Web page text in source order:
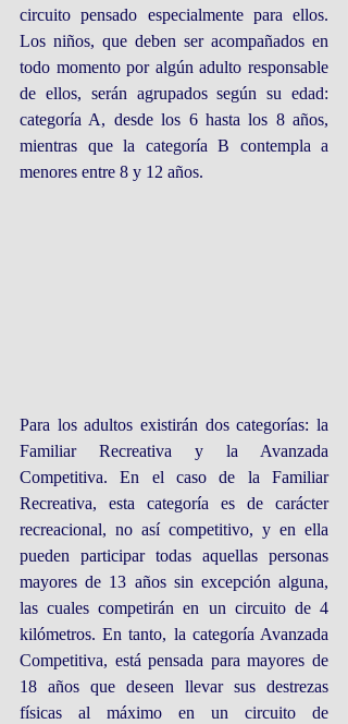
circuito pensado especialmente para ellos.
Los niños, que deben ser acompañados en
todo momento por algún adulto responsable
de ellos, serán agrupados según su edad:
categoría A, desde los 6 hasta los 8 años,
mientras que la categoría B contempla a
menores entre 8 y 12 años.
Para los adultos existirán dos categorías: la
Familiar Recreativa y la Avanzada
Competitiva. En el caso de la Familiar
Recreativa, esta categoría es de carácter
recreacional, no así competitivo, y en ella
pueden participar todas aquellas personas
mayores de 13 años sin excepción alguna,
las cuales competirán en un circuito de 4
kilómetros. En tanto, la categoría Avanzada
Competitiva, está pensada para mayores de
18 años que deseen llevar sus destrezas
físicas al máximo en un circuito de